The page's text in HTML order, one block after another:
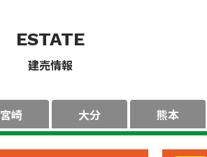
ESTATE
建売情報
宮崎 大分 熊本